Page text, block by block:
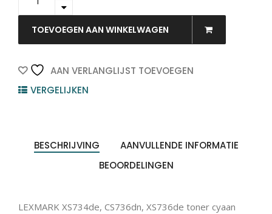
LEXMARK
Toner
Cartridge
10.000vel
quantity
TOEVOEGEN AAN WINKELWAGEN
AAN VERLANGLIJST TOEVOEGEN
VERGELIJKEN
BESCHRIJVING
AANVULLENDE INFORMATIE
BEOORDELINGEN
LEXMARK XS734de, CS736dn, XS736de toner cyaan